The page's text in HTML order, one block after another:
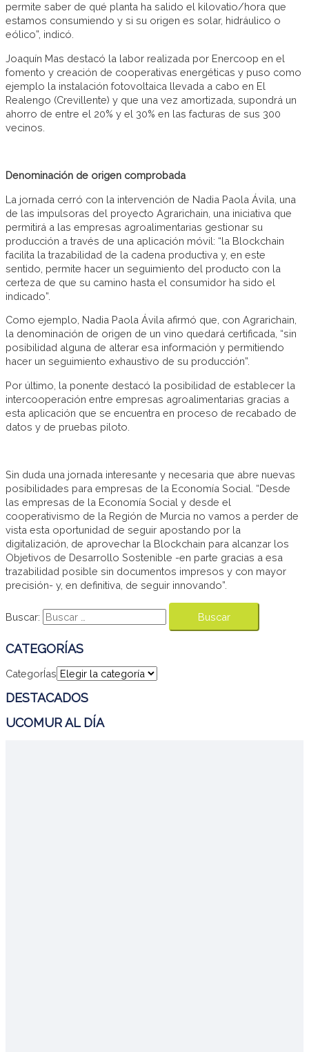
permite saber de qué planta ha salido el kilovatio/hora que
estamos consumiendo y si su origen es solar, hidráulico o
eólico”, indicó.
Joaquín Mas destacó la labor realizada por Enercoop en el
fomento y creación de cooperativas energéticas y puso como
ejemplo la instalación fotovoltaica llevada a cabo en El
Realengo (Crevillente) y que una vez amortizada, supondrá un
ahorro de entre el 20% y el 30% en las facturas de sus 300
vecinos.
Denominación de origen comprobada
La jornada cerró con la intervención de Nadia Paola Ávila, una
de las impulsoras del proyecto Agrarichain, una iniciativa que
permitirá a las empresas agroalimentarias gestionar su
producción a través de una aplicación móvil: “la Blockchain
facilita la trazabilidad de la cadena productiva y, en este
sentido, permite hacer un seguimiento del producto con la
certeza de que su camino hasta el consumidor ha sido el
indicado”.
Como ejemplo, Nadia Paola Ávila afirmó que, con Agrarichain,
la denominación de origen de un vino quedará certificada, “sin
posibilidad alguna de alterar esa información y permitiendo
hacer un seguimiento exhaustivo de su producción”.
Por último, la ponente destacó la posibilidad de establecer la
intercooperación entre empresas agroalimentarias gracias a
esta aplicación que se encuentra en proceso de recabado de
datos y de pruebas piloto.
Sin duda una jornada interesante y necesaria que abre nuevas
posibilidades para empresas de la Economía Social. “Desde
las empresas de la Economía Social y desde el
cooperativismo de la Región de Murcia no vamos a perder de
vista esta oportunidad de seguir apostando por la
digitalización, de aprovechar la Blockchain para alcanzar los
Objetivos de Desarrollo Sostenible -en parte gracias a esa
trazabilidad posible sin documentos impresos y con mayor
precisión- y, en definitiva, de seguir innovando”.
Buscar:
CATEGORÍAS
CategorÍas
DESTACADOS
UCOMUR AL DÍA